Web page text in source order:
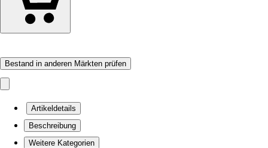
Bestand in anderen Märkten prüfen
Artikeldetails
Beschreibung
Weitere Kategorien